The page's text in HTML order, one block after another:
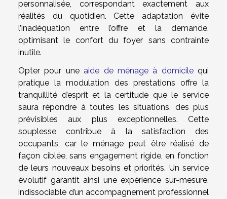
personnalisée, correspondant exactement aux
réalités du quotidien. Cette adaptation évite
l’inadéquation entre l’offre et la demande,
optimisant le confort du foyer sans contrainte
inutile.
Opter pour une aide de ménage à domicilequi
pratique la modulation des prestations offre la
tranquillité d’esprit et la certitude que le service
saura répondre à toutes les situations, des plus
prévisibles aux plus exceptionnelles. Cette
souplesse contribue à la satisfaction des
occupants, car le ménage peut être réalisé de
façon ciblée, sans engagement rigide, en fonction
de leurs nouveaux besoins et priorités. Un service
évolutif garantit ainsi une expérience sur-mesure,
indissociable d’un accompagnement professionnel